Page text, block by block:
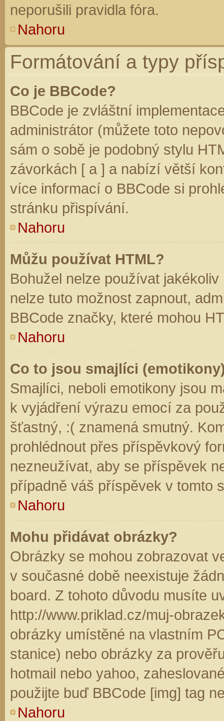
neporušili pravidla fóra.
Nahoru
Formátování a typy
Co je BBCode?
BBCode je zvláštní
administrátor (můžete toto
sám o sobě je podobný stylu
závorkách [ a ] a nabízí větší
více informací o BBCode si
stránku přispívání.
Nahoru
Můžu používat HTML?
Bohužel nelze používat
nelze tuto možnost zapnout,
BBCode značky, které mohou
Nahoru
Co to jsou smajlíci
Smajlíci, neboli emotikony jsou
k vyjádření výrazu emocí za
šťastný, :( znamená smutný.
prohlédnout přes příspěvkový
nezneužívat, aby se příspěvek
případně váš příspěvek v tomto
Nahoru
Mohu přidávat obrázky?
Obrázky se mohou zobrazovat
v současné době neexistuje
board. Z tohoto důvodu musíte
http://www.priklad.cz/muj-
obrázky umístěné na vlastním
stanice) nebo obrázky za
hotmail nebo yahoo,
použijte buď BBCode [img] tag
Nahoru